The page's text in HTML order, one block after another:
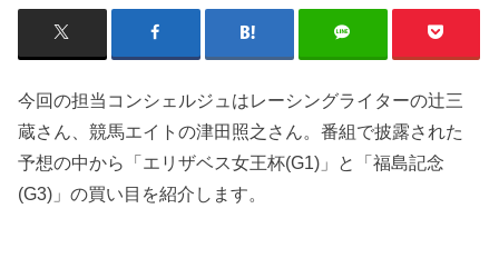
今回の担当コンシェルジュはレーシングライターの辻三
蔵さん、競馬エイトの津田照之さん。番組で披露された
予想の中から「エリザベス女王杯(G1)」と「福島記念
(G3)」の買い目を紹介します。